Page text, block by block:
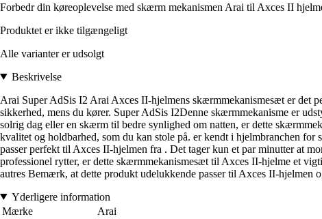
Forbedr din køreoplevelse med skærm mekanismen Arai til Axces II
Produktet er ikke tilgængeligt
Alle varianter er udsolgt
Beskrivelse
Arai Super AdSis I2 Arai Axces II-hjelmens skærmmekanismesæt er det
sikkerhed, mens du kører. Super AdSis I2Denne skærmmekanisme er
solrig dag eller en skærm til bedre synlighed om natten, er dette
kvalitet og holdbarhed, som du kan stole på. er kendt i hjelmbranchen
passer perfekt til Axces II-hjelmen fra . Det tager kun et par minutter at
professionel rytter, er dette skærmmekanismesæt til Axces II-hjelme et
autres Bemærk, at dette produkt udelukkende passer til Axces II-
Yderligere information
Mærke
Arai